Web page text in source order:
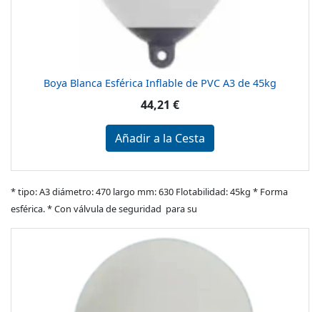
Boya Blanca Esférica Inflable de PVC A3 de 45kg
44,21 €
Añadir a la Cesta
* tipo: A3 diámetro: 470 largo mm: 630 Flotabilidad: 45kg * Forma
esférica. * Con válvula de seguridad para su